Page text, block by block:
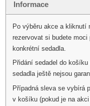
Informace
Po výběru akce a kliknutí
rezervovat si budete
konkrétní sedadla.
Přidání sedadel do
sedadla ještě nejsou
Případná sleva se vybírá
v košíku (pokud je na